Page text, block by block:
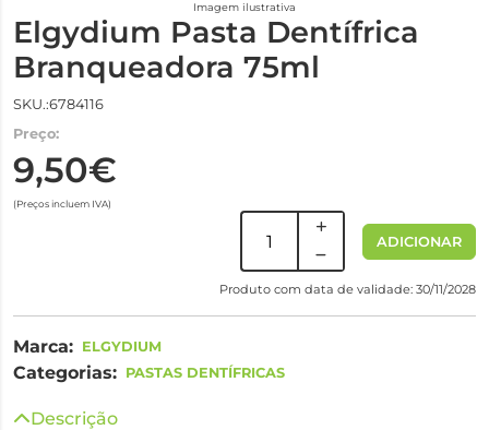
Imagem ilustrativa
Elgydium Pasta Dentífrica
Branqueadora 75ml
SKU.:6784116
Preço:
9,50€
(Preços incluem IVA)
ADICIONAR
Produto com data de validade: 30/11/2028
Marca: ELGYDIUM
Categorias: PASTAS DENTÍFRICAS
Descrição